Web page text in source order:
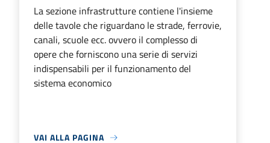
La sezione infrastrutture contiene l'insieme
delle tavole che riguardano le strade, ferrovie,
canali, scuole ecc. ovvero il complesso di
opere che forniscono una serie di servizi
indispensabili per il funzionamento del
sistema economico
VAI ALLA PAGINA